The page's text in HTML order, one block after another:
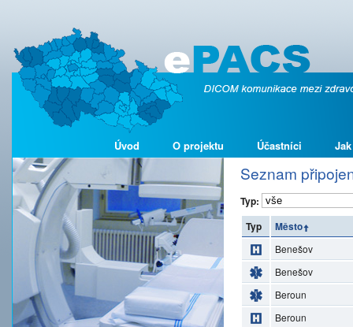
Úvod O projektu Účastníci
Seznam
Typ:
Typ
Město
Benešov
Benešov
Beroun
Beroun